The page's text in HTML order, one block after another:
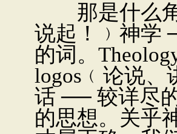
那是什么角
说起！﹚神学
的词。
logos﹙论说、
话 ── 较详尽
的思想。关乎